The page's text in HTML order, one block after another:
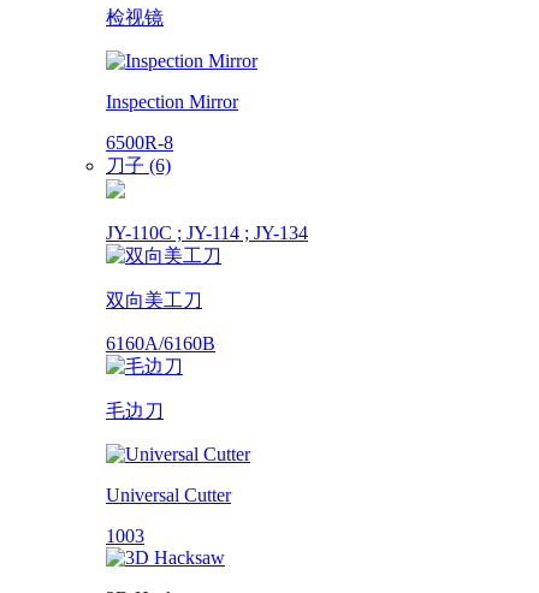
检视镜
Inspection Mirror
6500R-8
刀子 (6)
JY-110C ; JY-114 ; JY-134
双向美工刀
6160A/6160B
毛边刀
Universal Cutter
1003